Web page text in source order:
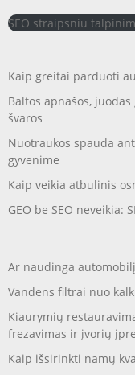
SEO straipsniu
Kaip greitai parduoti
Baltos apnašos,
švaros
Nuotraukos spauda
gyvenime
Kaip veikia atbulinis
GEO be SEO neveikia:
Ar naudinga
Vandens filtrai nuo
Kiaurymių
frezavimas ir įvorių
Kaip išsirinkti namų